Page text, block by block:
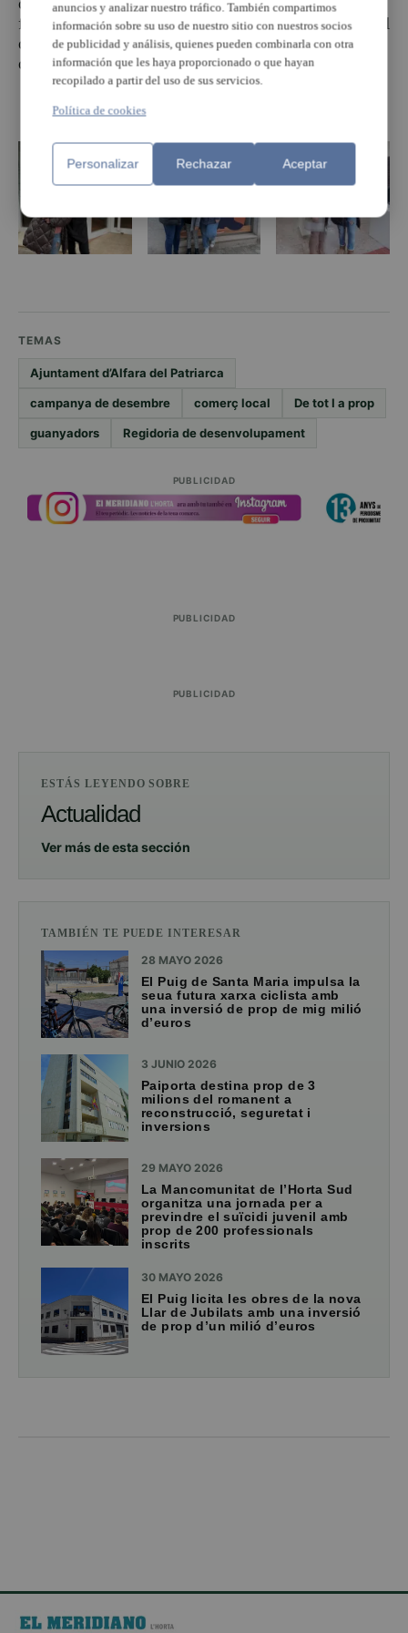
finalitzarà en juliol de 2023. Amb aquesta proposta el
consistori vol donar visibilitat i recolzar la xarxa
comercial d’Alfara del Patriarca.
TEMAS
Ajuntament d’Alfara del Patriarca
campanya de desembre comerç local De tot I a prop
guanyadors Regidoria de desenvolupament
PUBLICIDAD
PUBLICIDAD
PUBLICIDAD
ESTÁS LEYENDO SOBRE
Actualidad
Ver más de esta sección
TAMBIÉN TE PUEDE INTERESAR
28 MAYO 2026
El Puig de Santa Maria impulsa la
seua futura xarxa ciclista amb
una inversió de prop de mig milió
d’euros
3 JUNIO 2026
Paiporta destina prop de 3
milions del romanent a
reconstrucció, seguretat i
inversions
29 MAYO 2026
La Mancomunitat de l’Horta Sud
organitza una jornada per a
previndre el suïcidi juvenil amb
prop de 200 professionals
inscrits
30 MAYO 2026
El Puig licita les obres de la nova
Llar de Jubilats amb una inversió
de prop d’un milió d’euros
anuncios y analizar nuestro tráfico. También compartimos
información sobre su uso de nuestro sitio con nuestros socios
de publicidad y análisis, quienes pueden combinarla con otra
información que les haya proporcionado o que hayan
recopilado a partir del uso de sus servicios.
Política de cookies
Personalizar Rechazar Aceptar